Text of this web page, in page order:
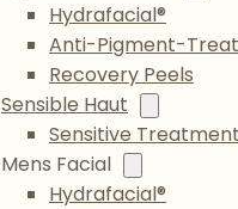
Hydrafacial®
Anti-Pigment-
Recovery Peels
Sensible Haut
Sensitive Treatment
Mens Facial
Hydrafacial®